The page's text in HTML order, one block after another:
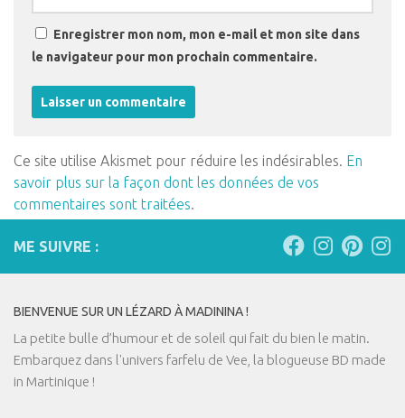
Enregistrer mon nom, mon e-mail et mon site dans
le navigateur pour mon prochain commentaire.
Ce site utilise Akismet pour réduire les indésirables. En
savoir plus sur la façon dont les données de vos
commentaires sont traitées.
ME SUIVRE :
BIENVENUE SUR UN LÉZARD À MADININA !
La petite bulle d’humour et de soleil qui fait du bien le matin.
Embarquez dans l'univers farfelu de Vee, la blogueuse BD made
in Martinique !